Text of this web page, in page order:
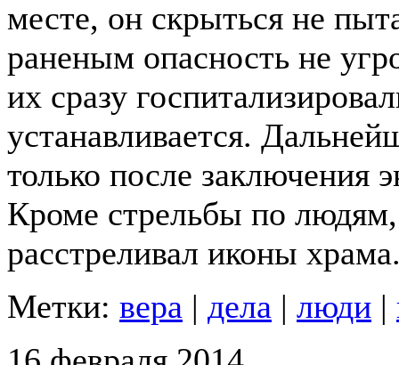
месте, он скрыться не
раненым опасность не
их сразу
устанавливается.
только после заключения
Кроме стрельбы по
расстреливал иконы
Метки: вера | дела | люди |